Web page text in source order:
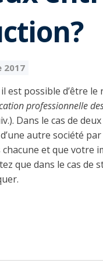
2017
est possible d’être
professionnelle
Dans le cas de
autre société
et que votre
que dans le cas de